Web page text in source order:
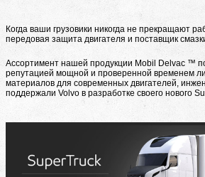
Когда ваши грузовики никогда не прекращают
передовая защита двигателя и поставщик
Ассортимент нашей продукции Mobil Delvac ™
репутацией мощной и проверенной временем
материалов для современных двигателей,
поддержали Volvo в разработке своего нового